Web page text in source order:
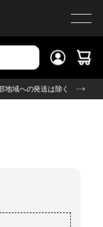
地域への発送は除く